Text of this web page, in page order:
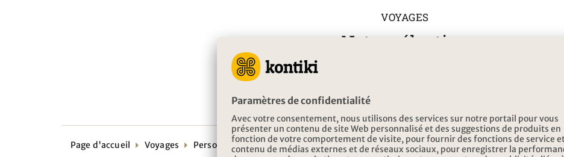
VOYAGES
Notre sélection
Page d'accueil Voyages Personnes Vacances en famille